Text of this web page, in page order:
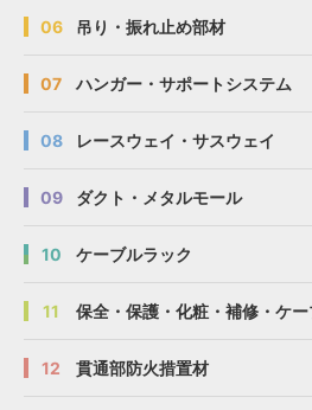
06 吊り・振れ止め部材
07 ハンガー・サポートシステム
08 レースウェイ・サスウェイ
09 ダクト・メタルモール
10 ケーブルラック
11 保全・保護・化粧・補修・ケ
12 貫通部防火措置材